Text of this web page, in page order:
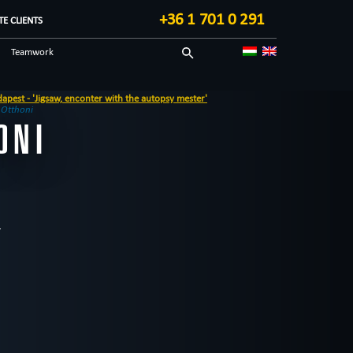
CLIENTS +36 1 701 0 291
Teamwork
Technological
Blog in English
enconter with the autopsy mester'